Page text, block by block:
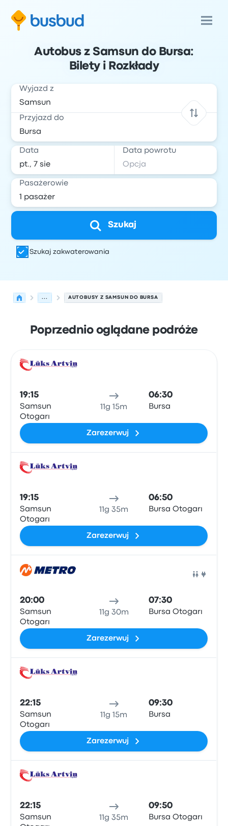
Autobus z Samsun do Bursa:
Bilety i Rozkłady
Wyjazd z
Przyjazd do
Data Data powrotu
Pasażerowie
Szukaj
Szukaj zakwaterowania
... AUTOBUSY Z SAMSUN DO BURSA
Poprzednio oglądane podróże
19:15
Samsun
Otogarı
11g 15m
06:30
Bursa
Zarezerwuj
19:15
Samsun
Otogarı
11g 35m
06:50
Bursa Otogarı
Zarezerwuj
20:00
Samsun
Otogarı
11g 30m
07:30
Bursa Otogarı
Zarezerwuj
22:15
Samsun
Otogarı
11g 15m
09:30
Bursa
Zarezerwuj
22:15
Samsun
11g 35m
09:50
Bursa Otogarı